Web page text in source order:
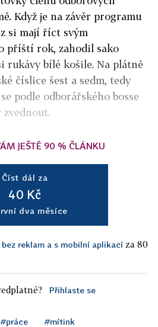
Když je na závěr programu
si mají říct svým
příští rok, zahodil sako
rukávy bílé košile. Na plátně
číslice šest a sedm, tedy
podle odborářského bosse
JEŠTĚ 90 % ČLÁNKU
Číst dál za
40 Kč
dva měsíce
reklam a s mobilní aplikací za 80
Přihlaste se
#práce #mítink